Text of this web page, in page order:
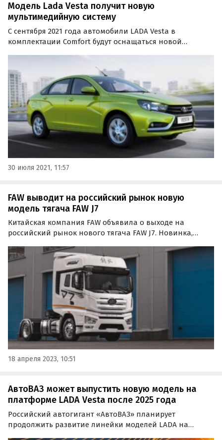
Модель Lada Vesta получит новую
мультимедийную систему
С сентября 2021 года автомобили LADA Vesta в
комплектации Comfort будут оснащаться новой
«Лада.онлайн» со ссылкой на информационное
письмо АвтоВАЗа.
30 июля 2021, 11:57
FAW выводит на российский рынок новую
модель тягача FAW J7
Китайская компания FAW объявила о выходе на
российский рынок нового тягача FAW J7. Новинка,
Чаньчуне, предназначена для выполнения широкого
спектра логистических задач.
18 апреля 2023, 10:51
АвтоВАЗ может выпустить новую модель на
платформе LADA Vesta после 2025 года
Российский автогигант «АвтоВАЗ» планирует
продолжить развитие линейки моделей LADA на